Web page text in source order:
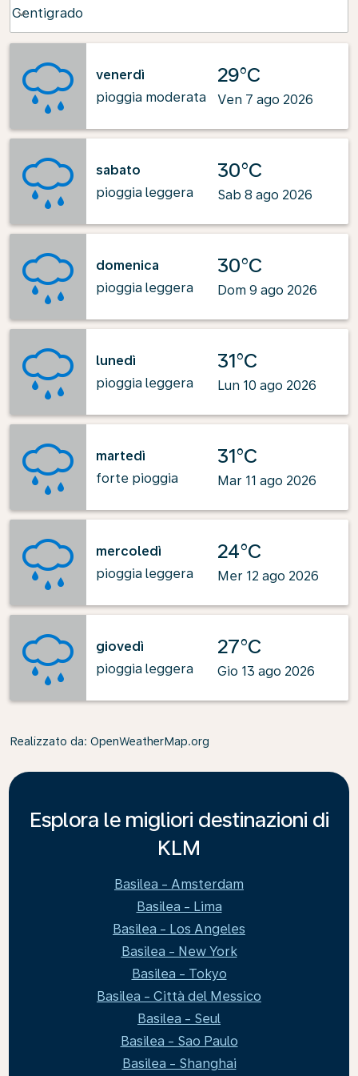
Centigrado
keyboard_arrow_down
venerdì
pioggia moderata
29°C
Ven 7 ago 2026
sabato
pioggia leggera
30°C
Sab 8 ago 2026
domenica
pioggia leggera
30°C
Dom 9 ago 2026
lunedì
pioggia leggera
31°C
Lun 10 ago 2026
martedì
forte pioggia
31°C
Mar 11 ago 2026
mercoledì
pioggia leggera
24°C
Mer 12 ago 2026
giovedì
pioggia leggera
27°C
Gio 13 ago 2026
Realizzato da: OpenWeatherMap.org
Esplora le migliori destinazioni di
KLM
Basilea - Amsterdam
Basilea - Lima
Basilea - Los Angeles
Basilea - New York
Basilea - Tokyo
Basilea - Città del Messico
Basilea - Seul
Basilea - Sao Paulo
Basilea - Shanghai